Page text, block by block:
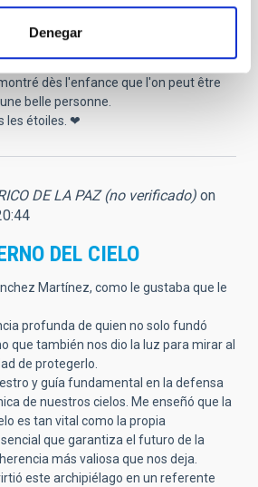
Denegar
des Canaries. Collègue et ami de mon
sa thèse d'astrophysique, la première
60. (René Dumont)
de ton délicieux humour, de ta
dès l'enfance que l'on peut être
belle personne.
les étoiles. ❤
DE LA PAZ (no verificado) on
DEL CIELO
Martínez, como le gustaba que le
profunda de quien no solo fundó
que también nos dio la luz para mirar al
de protegerlo.
y guía fundamental en la defensa
de nuestros cielos. Me enseñó que la
es tan vital como la propia
que garantiza el futuro de la
más valiosa que nos deja.
este archipiélago en un referente